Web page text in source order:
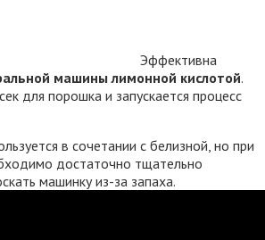
Эффективна
машины лимонной кислотой.
для порошка и запускается процесс
в сочетании с белизной, но при
достаточно тщательно
машинку из-за запаха.